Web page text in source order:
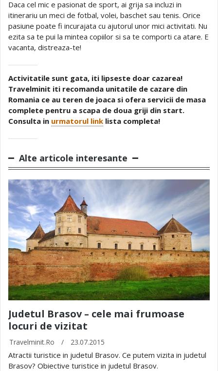
Daca cel mic e pasionat de sport, ai grija sa incluzi in
itinerariu un meci de fotbal, volei, baschet sau tenis. Orice
pasiune poate fi incurajata cu ajutorul unor mici activitati. Nu
ezita sa te pui la mintea copiilor si sa te comporti ca atare. E
vacanta, distreaza-te!
Activitatile sunt gata, iti lipseste doar cazarea!
Travelminit iti recomanda unitatile de cazare din
Romania ce au teren de joaca si ofera servicii de masa
complete pentru a scapa de doua griji din start.
Consulta in urmatorul link lista completa!
Alte articole interesante
Judetul Brasov – cele mai frumoase
locuri de vizitat
Travelminit.ro / 23.07.2015
Atractii turistice in judetul Brasov. Ce putem vizita in judetul
Brasov? Obiective turistice in judetul Brasov.